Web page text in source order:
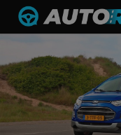
Podcast
Autotests
Automerken